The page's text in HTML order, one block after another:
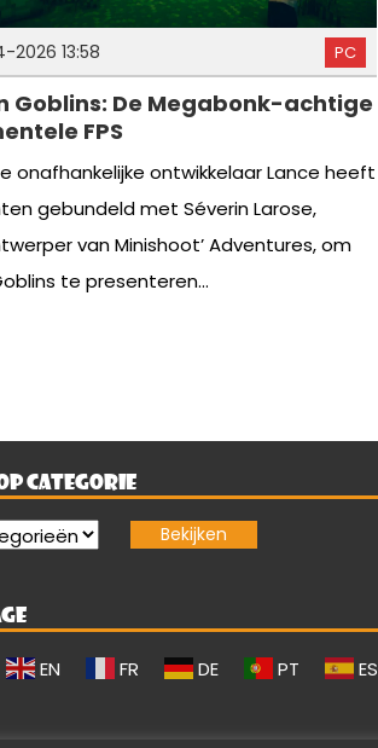
2026 13:58 PC
Goblins: De Megabonk-achtige
FPS
onafhankelijke ontwikkelaar Lance heeft
gebundeld met Séverin Larose,
van Minishoot’ Adventures, om
te presenteren...
CATEGORIE
EN FR DE PT ES